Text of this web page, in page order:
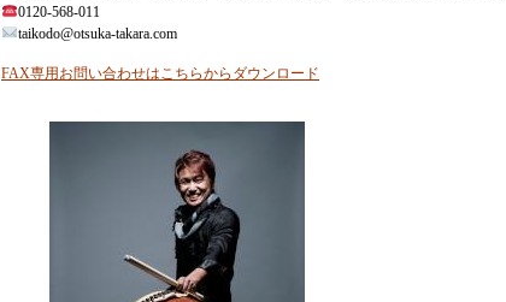
0120-568-011
taikodo@otsuka-takara.com
FAX専用お問い合わせはこちらからダウンロード